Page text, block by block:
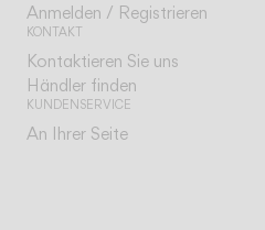
Anmelden / Registrieren
KONTAKT
Kontaktieren Sie uns
Händler finden
KUNDENSERVICE
An Ihrer Seite